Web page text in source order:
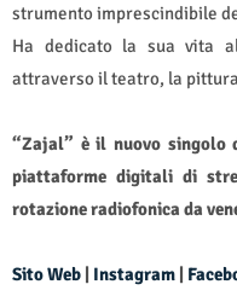
strumento imprescindibile
Ha dedicato la sua vita
attraverso il teatro, la
“Zajal” è il nuovo singolo
piattaforme digitali di
rotazione radiofonica da
Sito Web Instagram